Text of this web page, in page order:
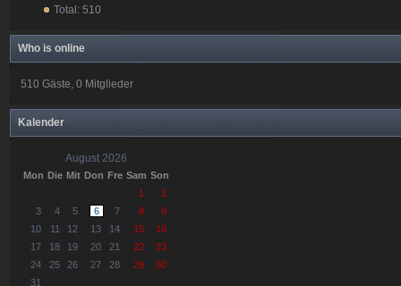
Total: 510
Who is online
510 Gäste, 0 Mitglieder
Kalender
August 2026
Mon Die Mit Don Fre Sam Son
1
2
3
4 5 6 7 8
9
10
11 12 13 14 15
16
17
18 19 20 21 22
23
24
25 26 27 28 29
30
31